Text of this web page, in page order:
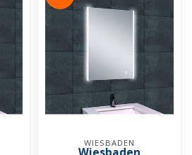
WIESBADEN